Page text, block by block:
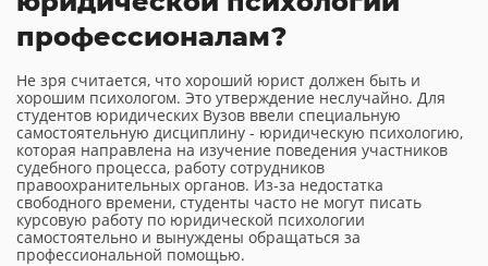
профессионалам?
Не зря считается, что хороший юрист должен быть и
хорошим психологом. Это утверждение неслучайно. Для
студентов юридических Вузов ввели специальную
самостоятельную дисциплину - юридическую психологию,
которая направлена на изучение поведения участников
судебного процесса, работу сотрудников
правоохранительных органов. Из-за недостатка
свободного времени, студенты часто не могут писать
курсовую работу по юридической психологии
самостоятельно и вынуждены обращаться за
профессиональной помощью.